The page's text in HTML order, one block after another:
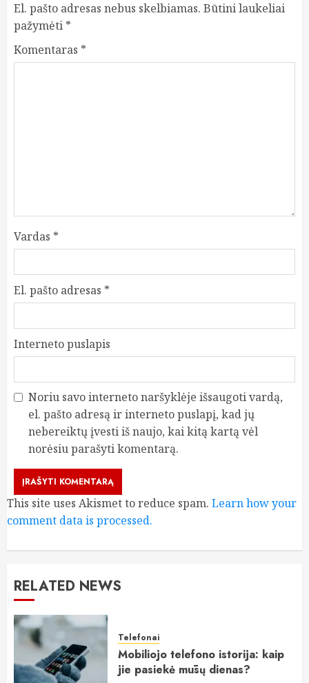
El. pašto adresas nebus skelbiamas. Būtini laukeliai
pažymėti *
Komentaras *
Vardas *
El. pašto adresas *
Interneto puslapis
Noriu savo interneto naršyklėje išsaugoti vardą,
el. pašto adresą ir interneto puslapį, kad jų
nebereiktų įvesti iš naujo, kai kitą kartą vėl
norėsiu parašyti komentarą.
This site uses Akismet to reduce spam. Learn how your
comment data is processed.
RELATED NEWS
Telefonai
Mobiliojo telefono istorija: kaip
jie pasiekė mūsų dienas?